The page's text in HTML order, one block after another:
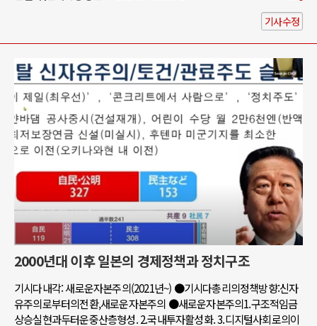
기사수정
2000년대 이후 일본의 경제정책과 정치구조
기시다내각: 새로운자본주의(2021년~) ●기시다총리의정책방향:신자
유주의로부터의전환,새로운자본주의 ●새로운자본주의1.구조적임금
상승실현과두터운중산층형성. 2.국내투자활성화. 3.디지털사회로의이